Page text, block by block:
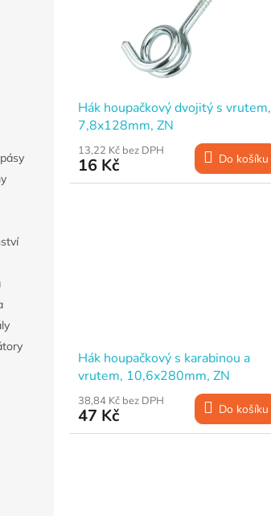
Hák houpačkový dvojitý s vrutem,
7,8x128mm, ZN
13,22 Kč bez DPH
16 Kč Do košíku
Hák houpačkový s karabinou a
vrutem, 10,6x280mm, ZN
38,84 Kč bez DPH
47 Kč Do košíku